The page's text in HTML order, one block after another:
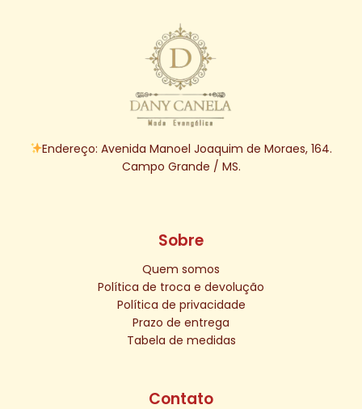
Endereço: Avenida Manoel Joaquim de Moraes, 164.
Campo Grande / MS.
Sobre
Quem somos
Política de troca e devolução
Política de privacidade
Prazo de entrega
Tabela de medidas
Contato